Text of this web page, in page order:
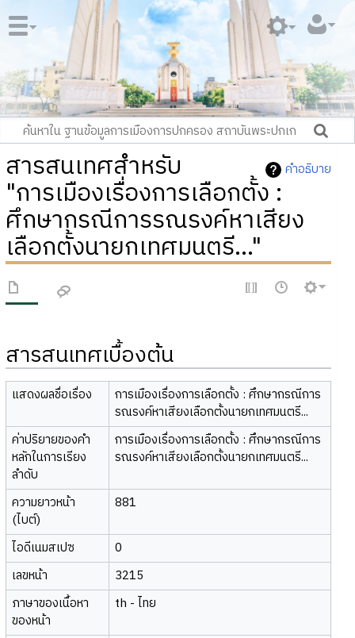
คำอธิบาย
สารสนเทศสำหรับ
"การเมืองเรื่องการเลือกตั้ง :
ศึกษากรณีการรณรงค์หาเสียง
เลือกตั้งนายกเทศมนตรี..."
สารสนเทศเบื้องต้น
แสดงผลชื่อเรื่อง
การเมืองเรื่องการเลือกตั้ง : ศึกษากรณีการ
รณรงค์หาเสียงเลือกตั้งนายกเทศมนตรี...
ค่าปริยายของคำ
หลักในการเรียง
ลำดับ
การเมืองเรื่องการเลือกตั้ง : ศึกษากรณีการ
รณรงค์หาเสียงเลือกตั้งนายกเทศมนตรี...
ความยาวหน้า
(ไบต์)
881
ไอดีเนมสเปซ
0
เลขหน้า
3215
ภาษาของเนื้อหา
ของหน้า
th - ไทย